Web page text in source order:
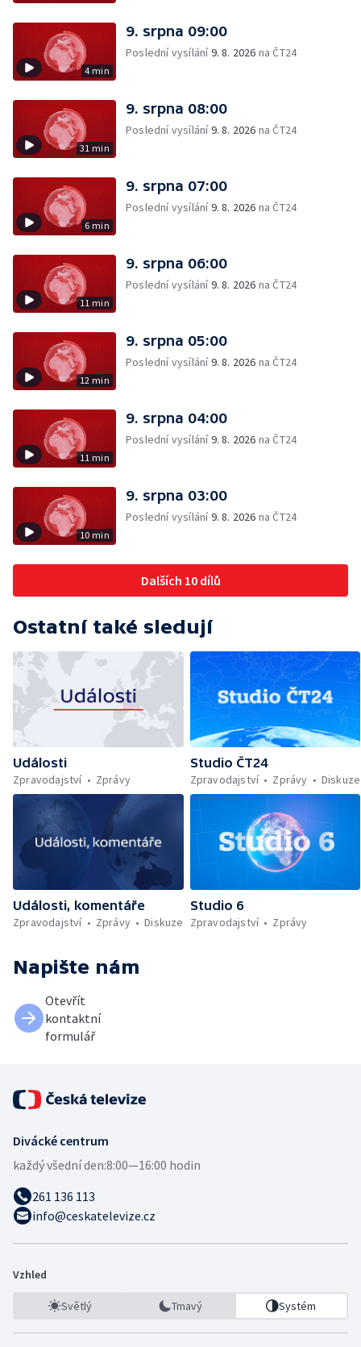
4 min
9. srpna 09:00
Poslední vysílání9. 8. 2026 na ČT24
31 min
9. srpna 08:00
Poslední vysílání9. 8. 2026 na ČT24
6 min
9. srpna 07:00
Poslední vysílání9. 8. 2026 na ČT24
11 min
9. srpna 06:00
Poslední vysílání9. 8. 2026 na ČT24
12 min
9. srpna 05:00
Poslední vysílání9. 8. 2026 na ČT24
11 min
9. srpna 04:00
Poslední vysílání9. 8. 2026 na ČT24
10 min
9. srpna 03:00
Poslední vysílání9. 8. 2026 na ČT24
Dalších 10 dílů
Ostatní také sledují
Události
Zpravodajství
Zprávy
Studio ČT24
Zpravodajství
Zprávy Diskuze
Události, komentáře
Zpravodajství
Zprávy Diskuze
Studio 6
Zpravodajství
Zprávy
Napište nám
Otevřít
kontaktní
formulář
Divácké centrum
každý všední den:8:00—16:00 hodin
261 136 113
info@ceskatelevize.cz
Vzhled
Světlý Tmavý Systém